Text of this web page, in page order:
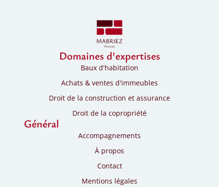
Domaines d'expertises
Baux d'habitation
Achats & ventes d'immeubles
Droit de la construction et assurance
Droit de la copropriété
Général
Accompagnements
À propos
Contact
Mentions légales